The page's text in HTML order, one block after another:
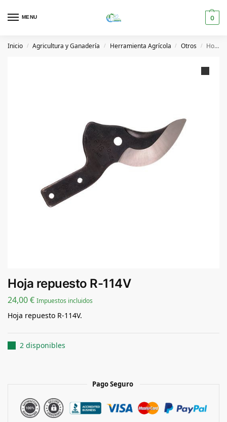
MENU 0
Inicio / Agricultura y Ganadería / Herramienta Agrícola / Otros / Hoja repuesto R-114V
Hoja repuesto R-114V
24,00€ Impuestos incluidos
Hoja repuesto R-114V.
2 disponibles
Pago Seguro